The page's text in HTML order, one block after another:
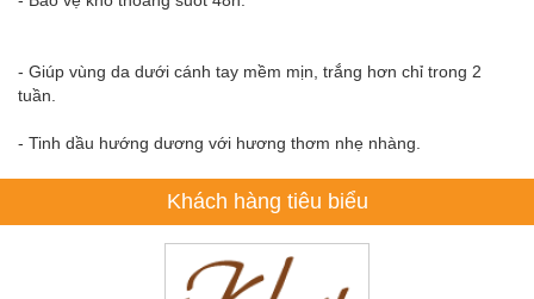
- Giúp vùng da dưới cánh tay mềm mịn, trắng hơn chỉ trong 2
tuần.
- Tinh dầu hướng dương với hương thơm nhẹ nhàng.
Khách hàng tiêu biểu